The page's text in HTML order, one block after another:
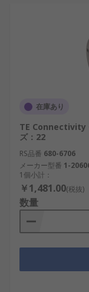
在庫あり
TE Connectivity
ズ：22
RS品番 680-6706
メーカー型番 1-
1個小計：
￥1,481.00(税抜)
数量